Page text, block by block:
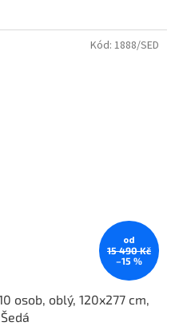
od
15 490 Kč
–15 %
osob, oblý, 120x277 cm,
Kód: 1888/SED